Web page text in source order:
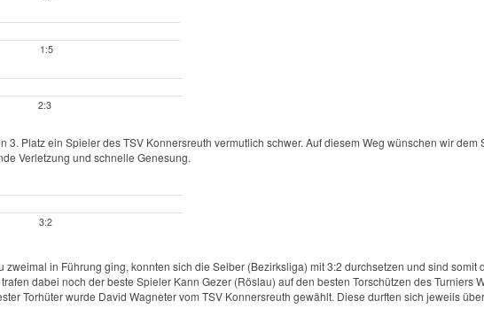
1:5
2:3
3. Platz ein Spieler des TSV Konnersreuth vermutlich schwer. Auf diesem Weg wünschen wir dem
Verletzung und schnelle Genesung.
3:2
in Führung ging, konnten sich die Selber (Bezirksliga) mit 3:2 durchsetzen und sind somit
dabei noch der beste Spieler Kann Gezer (Röslau) auf den besten Torschützen des Turniers
Torhüter wurde David Wagneter vom TSV Konnersreuth gewählt. Diese durften sich jeweils